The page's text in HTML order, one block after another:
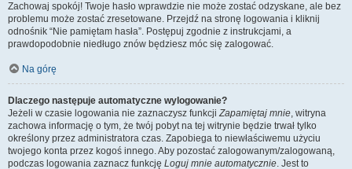
Zachowaj spokój! Twoje hasło wprawdzie nie może zostać odzyskane, ale bez
problemu może zostać zresetowane. Przejdź na stronę logowania i kliknij
odnośnik “Nie pamiętam hasła”. Postępuj zgodnie z instrukcjami, a
prawdopodobnie niedługo znów będziesz móc się zalogować.
Na górę
Dlaczego następuje automatyczne wylogowanie?
Jeżeli w czasie logowania nie zaznaczysz funkcjiZapamiętaj mnie, witryna
zachowa informację o tym, że twój pobyt na tej witrynie będzie trwał tylko
określony przez administratora czas. Zapobiega to niewłaściwemu użyciu
twojego konta przez kogoś innego. Aby pozostać zalogowanym/zalogowaną,
podczas logowania zaznacz funkcję Loguj mnie automatycznie. Jest to